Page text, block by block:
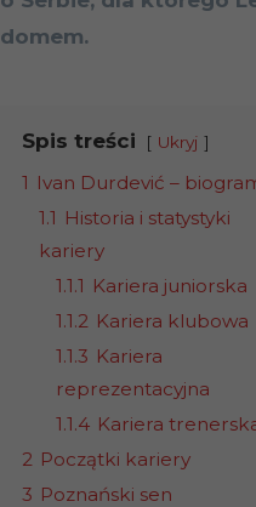
domem.
Spis treści Ukryj
1 Ivan Durdević –
1.1 Historia i statystyki
kariery
1.1.1 Kariera juniorska
1.1.2 Kariera klubowa
1.1.3 Kariera
reprezentacyjna
1.1.4 Kariera
2 Początki kariery
3 Poznański sen